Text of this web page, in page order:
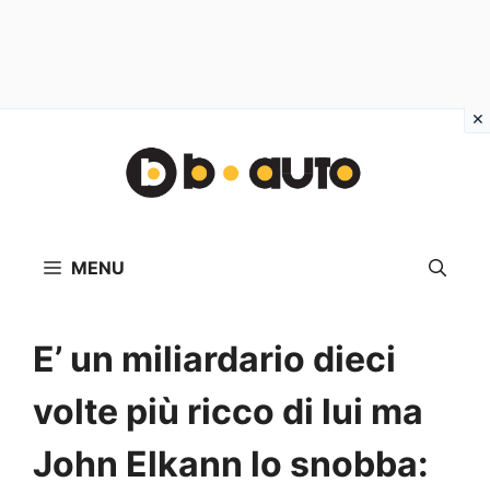
MENU
E’ un miliardario dieci
volte più ricco di lui ma
John Elkann lo snobba: